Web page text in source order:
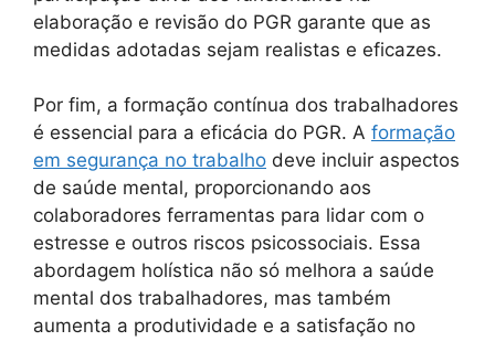
elaboração e revisão do PGR garante que as
medidas adotadas sejam realistas e eficazes.
Por fim, a formação contínua dos trabalhadores
é essencial para a eficácia do PGR. A formação
em segurança no trabalho deve incluir aspectos
de saúde mental, proporcionando aos
colaboradores ferramentas para lidar com o
estresse e outros riscos psicossociais. Essa
abordagem holística não só melhora a saúde
mental dos trabalhadores, mas também
aumenta a produtividade e a satisfação no